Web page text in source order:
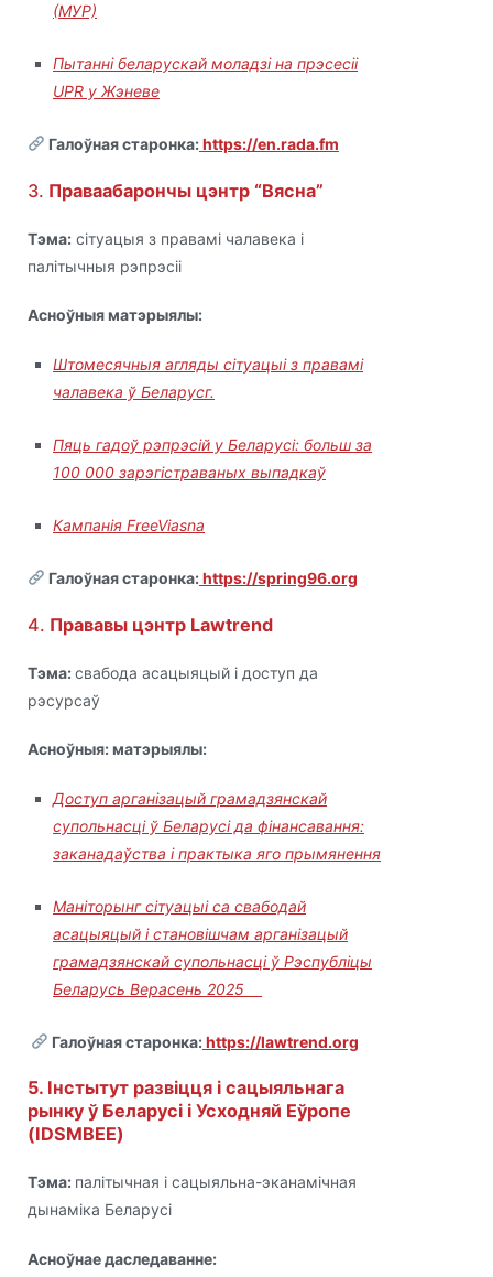
(МУР)
Пытанні беларускай моладзі на прэсесіі
UPR у Жэневе
Галоўная старонка:https://en.rada.fm
3. Праваабарончы цэнтр “Вясна”
Тэма: сітуацыя з правамі чалавека і
палітычныя рэпрэсіі
Асноўныя матэрыялы:
Штомесячныя агляды сітуацыі з правамі
чалавека ў Беларусг.
Пяць гадоў рэпрэсій у Беларусі: больш за
100 000 зарэгістраваных выпадкаў
Кампанія FreeViasna
Галоўная старонка:https://spring96.org
4. Прававы цэнтр Lawtrend
Тэма:свабода асацыяцый і доступ да
рэсурсаў
Асноўныя: матэрыялы:
Доступ арганізацый грамадзянскай
супольнасці ў Беларусі да фінансавання:
заканадаўства і практыка яго прымянення
Маніторынг сітуацыі са свабодай
асацыяцый і становішчам арганізацый
грамадзянскай супольнасці ў Рэспубліцы
Беларусь Верасень 2025
Галоўная старонка:https://lawtrend.org
5. Інстытут развіцця і сацыяльнага
рынку ў Беларусі і Усходняй Еўропе
(IDSMBEE)
Тэма: палітычная і сацыяльна-эканамічная
дынаміка Беларусі
Асноўнае даследаванне: